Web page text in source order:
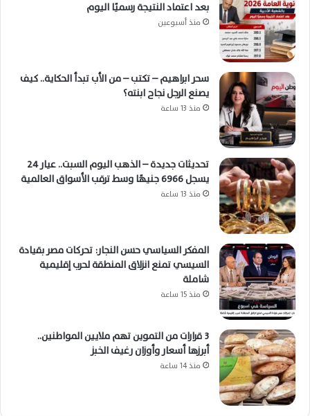
بعد اعتماد النتيجة رسميًا اليوم
منذ أسبوعين
سحر ابراهيم – تكتب – من الأب تبدأ الحكاية.. كيف
يصنع الرجل نجاح ابنته؟
منذ 13 ساعة
تحديثات جديدة – الذهب اليوم السبت.. عيار 24
يسجل 6966 جنيهًا وسط ترقب الأسواق العالمية
منذ 13 ساعة
المفكر السياسي حسن النجار: تحركات مصر بقيادة
السيسي تمنع انزلاق المنطقة لحرب إقليمية
شاملة
منذ 15 ساعة
3 قرارات من التموين تهم ملايين المواطنين..
أبرزها أسعار وأوزان رغيف الخبز
منذ 14 ساعة